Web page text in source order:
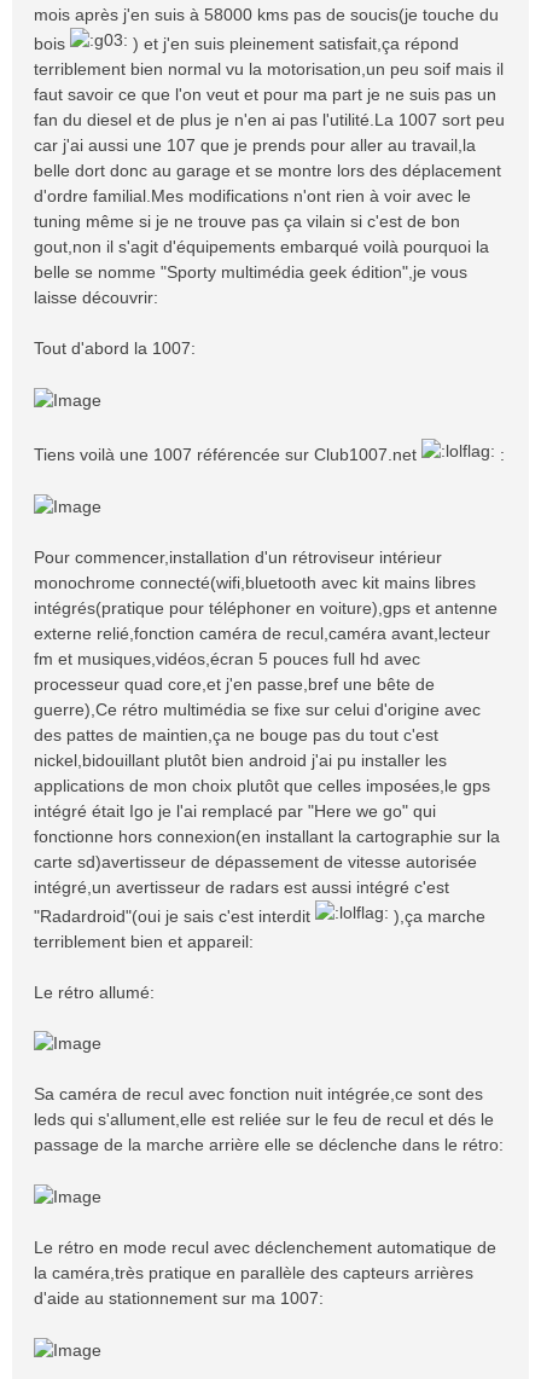
mois après j'en suis à 58000 kms pas de soucis(je touche du
bois
) et j'en suis pleinement satisfait,ça répond
terriblement bien normal vu la motorisation,un peu soif mais il
faut savoir ce que l'on veut et pour ma part je ne suis pas un
fan du diesel et de plus je n'en ai pas l'utilité.La 1007 sort peu
car j'ai aussi une 107 que je prends pour aller au travail,la
belle dort donc au garage et se montre lors des déplacement
d'ordre familial.Mes modifications n'ont rien à voir avec le
tuning même si je ne trouve pas ça vilain si c'est de bon
gout,non il s'agit d'équipements embarqué voilà pourquoi la
belle se nomme "Sporty multimédia geek édition",je vous
laisse découvrir:
Tout d'abord la 1007:
Tiens voilà une 1007 référencée sur Club1007.net :
Pour commencer,installation d'un rétroviseur intérieur
monochrome connecté(wifi,bluetooth avec kit mains libres
intégrés(pratique pour téléphoner en voiture),gps et antenne
externe relié,fonction caméra de recul,caméra avant,lecteur
fm et musiques,vidéos,écran 5 pouces full hd avec
processeur quad core,et j'en passe,bref une bête de
guerre),Ce rétro multimédia se fixe sur celui d'origine avec
des pattes de maintien,ça ne bouge pas du tout c'est
nickel,bidouillant plutôt bien android j'ai pu installer les
applications de mon choix plutôt que celles imposées,le gps
intégré était Igo je l'ai remplacé par "Here we go" qui
fonctionne hors connexion(en installant la cartographie sur la
carte sd)avertisseur de dépassement de vitesse autorisée
intégré,un avertisseur de radars est aussi intégré c'est
"Radardroid"(oui je sais c'est interdit
),ça marche
terriblement bien et appareil:
Le rétro allumé:
Sa caméra de recul avec fonction nuit intégrée,ce sont des
leds qui s'allument,elle est reliée sur le feu de recul et dés le
passage de la marche arrière elle se déclenche dans le rétro:
Le rétro en mode recul avec déclenchement automatique de
la caméra,très pratique en parallèle des capteurs arrières
d'aide au stationnement sur ma 1007: